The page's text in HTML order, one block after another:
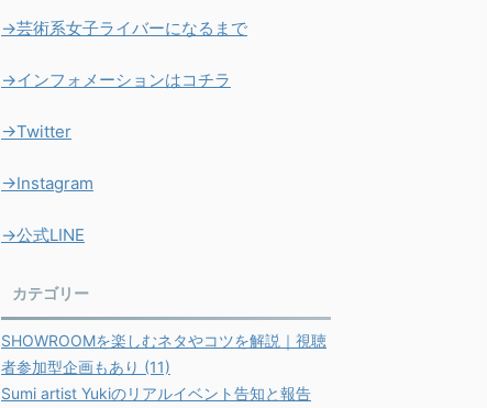
→芸術系女子ライバーになるまで
→インフォメーションはコチラ
→Twitter
→Instagram
→公式LINE
カテゴリー
SHOWROOMを楽しむネタやコツを解説｜視聴
者参加型企画もあり (11)
Sumi artist Yukiのリアルイベント告知と報告